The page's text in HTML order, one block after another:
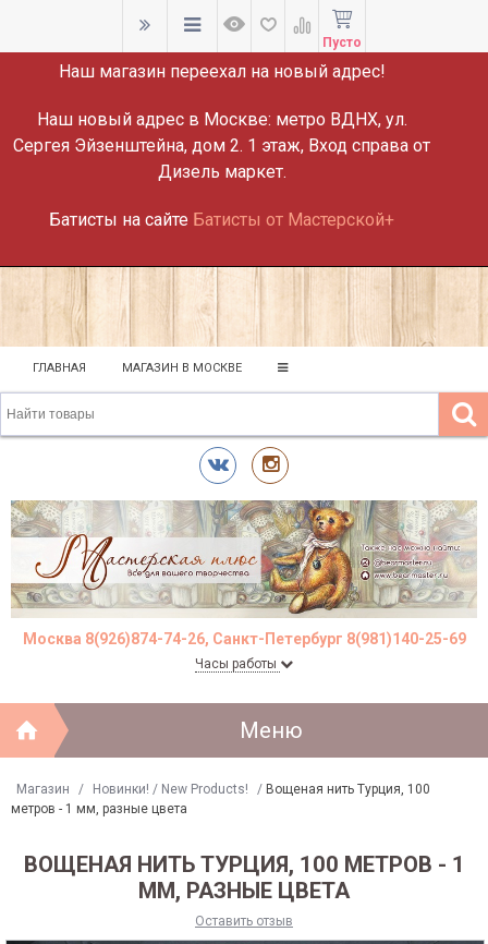
ВНИМАНИЕ!
Наш магазин переехал на новый адрес!
Наш новый адрес в Москве: метро ВДНХ, ул.
Сергея Эйзенштейна, дом 2. 1 этаж, Вход справа от
Дизель маркет.
Батисты на сайте Батисты от Мастерской+
Пусто
ГЛАВНАЯ МАГАЗИН В МОСКВЕ
Москва 8(926)874-74-26, Санкт-Петербург 8(981)140-25-69
Часы работы
Меню
Магазин / Новинки! / New Products! / Вощеная нить Турция, 100
метров - 1 мм, разные цвета
ВОЩЕНАЯ НИТЬ ТУРЦИЯ, 100 МЕТРОВ - 1
ММ, РАЗНЫЕ ЦВЕТА
Оставить отзыв